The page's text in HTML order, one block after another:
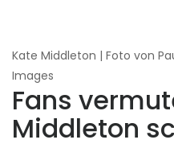
Kate Middleton | Foto von
Images
Fans
Middleton